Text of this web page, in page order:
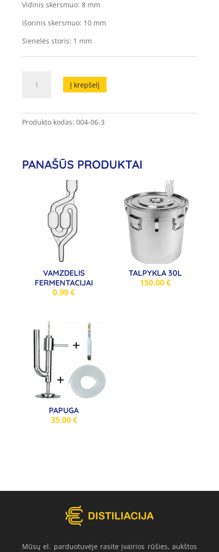
Vidinis skersmuo: 8 mm
Išorinis skersmuo: 10 mm
Sienelės storis: 1 mm
kiekis:
vandeniui
su
Į krepšelį
Produkto kodas: 004-06-3
PANAŠŪS PRODUKTAI
VAMZDELIS
FERMENTACIJAI
0.99€
TALPYKLA 30L
150.00€
PAPUGA
35.00€
Mūsų el. parduotuvėje rasite įvairios rūšies, aukštos